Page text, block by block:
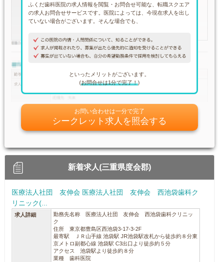
ふくだ歯科医院の求人情報を閲覧・お問合せ可能な、転職スクエア
の求人お問合せサービスです。医院によっては、今現在求人を出し
ていない場合がございます。そんな場合でも、
といったメリットがございます。
(お問合せは1分で完了！)
お問い合わせは一分で完了
シークレット求人を照会する
新着求人(三重県度会郡)
医療法人社団 友伸会 医療法人社団 友伸会 西池袋歯科ク
リニック(...
求人詳細
勤務先名称 医療法人社団 友伸会 西池袋歯科クリニッ
ク
住所 東京都豊島区西池袋3-17-3-2F
最寄駅 ＪＲ山手線 池袋駅 JR池袋駅改札から徒歩約８分東
京メトロ副都心線 池袋駅 C3出口より徒歩約５分
アクセス 池袋駅より徒歩約８分
業種 歯科医院